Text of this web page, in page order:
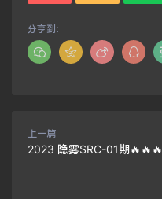
分享到：
上一篇
2023 隐雾SRC-01期🔥🔥🔥